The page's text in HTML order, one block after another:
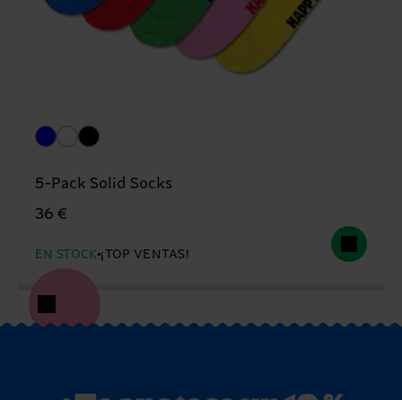
5-Pack Solid Socks
36 €
EN STOCK ¡TOP VENTAS!